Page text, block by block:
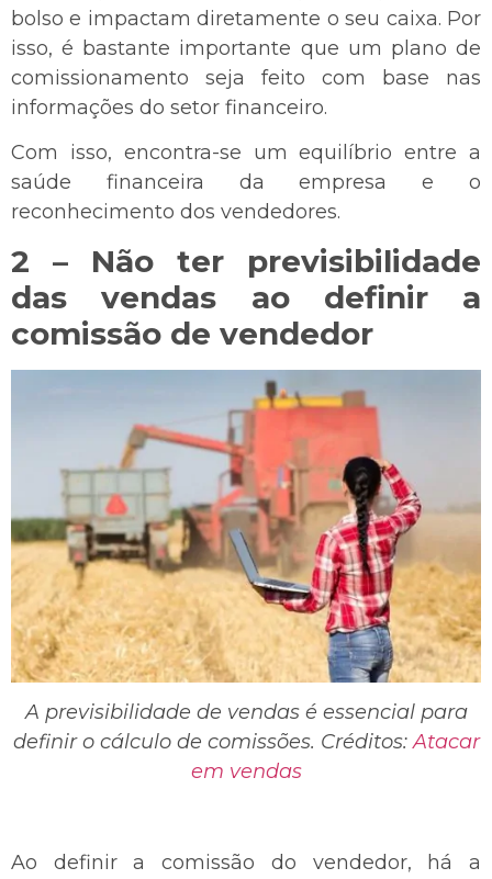
bolso e impactam diretamente o seu caixa. Por
isso, é bastante importante que um plano de
comissionamento seja feito com base nas
informações do setor financeiro.
Com isso, encontra-se um equilíbrio entre a
saúde financeira da empresa e o
reconhecimento dos vendedores.
2 – Não ter previsibilidade
das vendas ao definir a
comissão de vendedor
A previsibilidade de vendas é essencial para
definir o cálculo de comissões. Créditos:Atacar
em vendas
Ao definir a comissão do vendedor, há a